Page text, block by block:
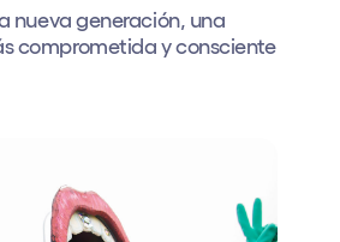
nueva generación, una
comprometida y consciente